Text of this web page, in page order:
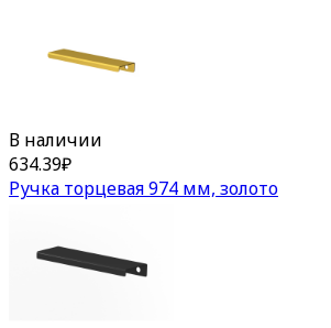
В наличии
634.39₽
Ручка торцевая 974 мм, золото